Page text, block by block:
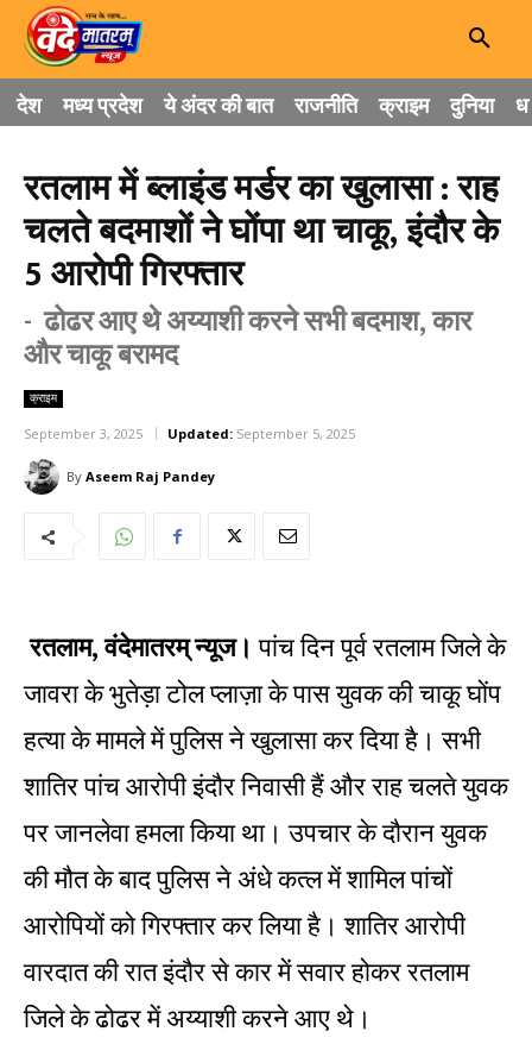
देश मध्य प्रदेश ये अंदर की बात राजनीति क्राइम दुनिया
रतलाम में ब्लाइंड मर्डर का खुलासा : राह
चलते बदमाशों ने घोंपा था चाकू, इंदौर के
5 आरोपी गिरफ्तार
- ढोढर आए थे अय्याशी करने सभी बदमाश, कार
और चाकू बरामद
क्राइम
September 3, 2025 Updated: September 5, 2025
By Aseem Raj Pandey
रतलाम, वंदेमातरम् न्यूज। पांच दिन पूर्व रतलाम जिले के
जावरा के भुतेड़ा टोल प्लाज़ा के पास युवक की चाकू घोंप
हत्या के मामले में पुलिस ने खुलासा कर दिया है। सभी
शातिर पांच आरोपी इंदौर निवासी हैं और राह चलते युवक
पर जानलेवा हमला किया था। उपचार के दौरान युवक
की मौत के बाद पुलिस ने अंधे कत्ल में शामिल पांचों
आरोपियों को गिरफ्तार कर लिया है। शातिर आरोपी
वारदात की रात इंदौर से कार में सवार होकर रतलाम
जिले के ढोढर में अय्याशी करने आए थे।